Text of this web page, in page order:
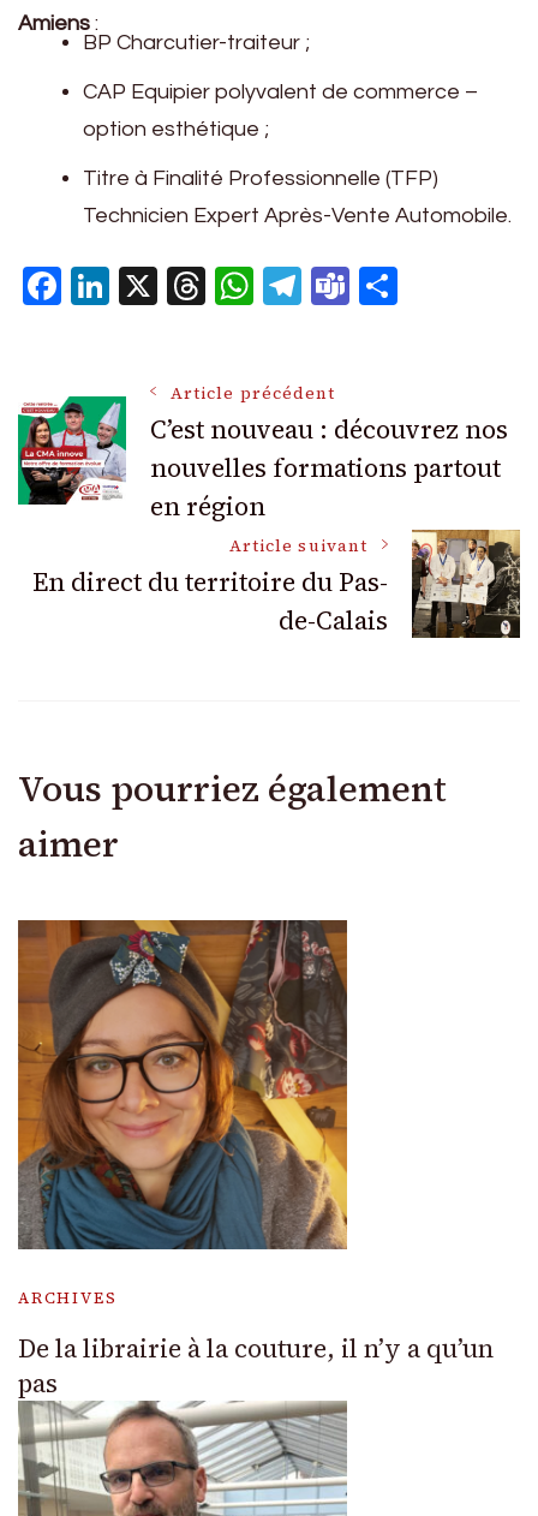
Amiens :
BP Charcutier-traiteur ;
CAP Equipier polyvalent de commerce –
option esthétique ;
Titre à Finalité Professionnelle (TFP)
Technicien Expert Après-Vente Automobile.
Facebook
LinkedIn
X Threads
WhatsApp
Telegram
Teams
Navigation
des
articles
Article précédent
C’est nouveau : découvrez nos
nouvelles formations partout
en région
Article suivant
En direct du territoire du Pas-
de-Calais
Vous pourriez également
aimer
ARCHIVES
De la librairie à la couture, il n’y a qu’un
pas